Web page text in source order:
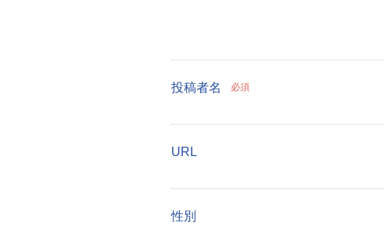
投稿者名 必須
URL
性別